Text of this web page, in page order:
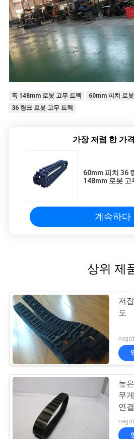
폭 148mm 로봇 고무 트랙
60mm 피치 로
36 링크 로봇 고무 트랙
가장 저렴 한 가
60mm 피치 36
148mm 로봇 고
계속하다
상위 제
저
도
높
무
연